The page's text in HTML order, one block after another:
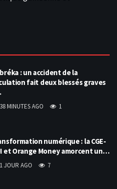
: un accident de la
fait deux blessés graves
38 MINUTES AGO 1
numérique : la CGE-
et Orange Money amorcent un…
1 JOUR AGO 7